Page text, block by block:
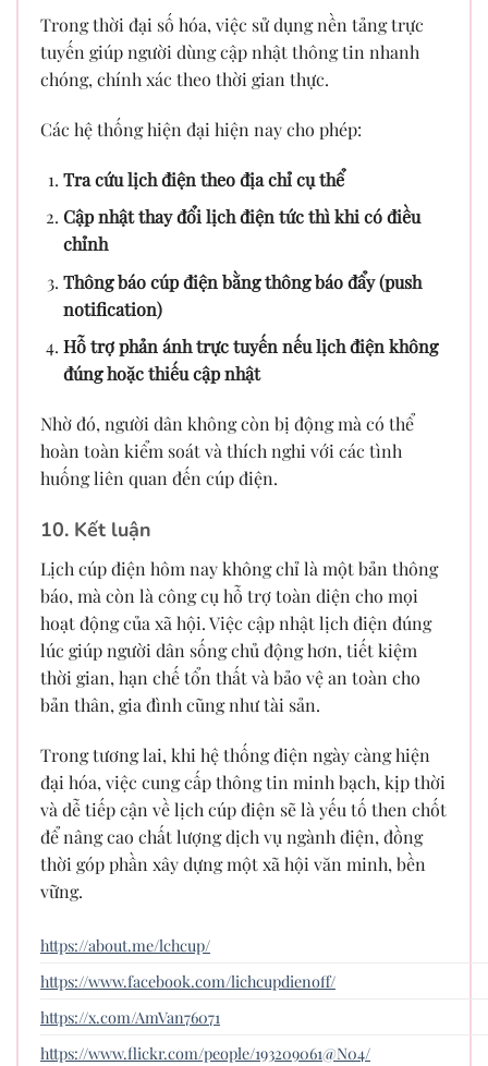
Trong thời đại số hóa, việc sử dụng nền tảng trực
tuyến giúp người dùng cập nhật thông tin nhanh
chóng, chính xác theo thời gian thực.
Các hệ thống hiện đại hiện nay cho phép:
Tra cứu lịch điện theo địa chỉ cụ thể
Cập nhật thay đổi lịch điện tức thì khi có điều
chỉnh
Thông báo cúp điện bằng thông báo đẩy (push
notification)
Hỗ trợ phản ánh trực tuyến nếu lịch điện không
đúng hoặc thiếu cập nhật
Nhờ đó, người dân không còn bị động mà có thể
hoàn toàn kiểm soát và thích nghi với các tình
huống liên quan đến cúp điện.
10. Kết luận
Lịch cúp điện hôm nay không chỉ là một bản thông
báo, mà còn là công cụ hỗ trợ toàn diện cho mọi
hoạt động của xã hội. Việc cập nhật lịch điện đúng
lúc giúp người dân sống chủ động hơn, tiết kiệm
thời gian, hạn chế tổn thất và bảo vệ an toàn cho
bản thân, gia đình cũng như tài sản.
Trong tương lai, khi hệ thống điện ngày càng hiện
đại hóa, việc cung cấp thông tin minh bạch, kịp thời
và dễ tiếp cận về lịch cúp điện sẽ là yếu tố then chốt
để nâng cao chất lượng dịch vụ ngành điện, đồng
thời góp phần xây dựng một xã hội văn minh, bền
vững.
https://about.me/lchcup/
https://www.facebook.com/lichcupdienoff/
https://x.com/AmVan76071
https://www.flickr.com/people/193209061@N04/